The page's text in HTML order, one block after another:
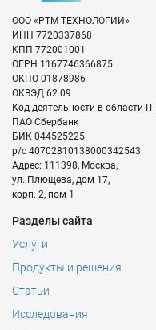
ООО «РТМ ТЕХНОЛОГИИ»
ИНН 7720337868
КПП 772001001
ОГРН 1167746366875
ОКПО 01878986
ОКВЭД 62.09
Код деятельности в области IT
ПАО Сбербанк
БИК 044525225
р/с 40702810138000342543
Адрес: 111398, Москва,
ул. Плющева, дом 17,
корп. 2, пом 1
Разделы сайта
Услуги
Продукты и решения
Статьи
Исследования